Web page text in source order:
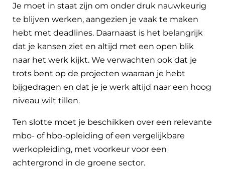
Je moet in staat zijn om onder druk nauwkeurig
te blijven werken, aangezien je vaak te maken
hebt met deadlines. Daarnaast is het belangrijk
dat je kansen ziet en altijd met een open blik
naar het werk kijkt. We verwachten ook dat je
trots bent op de projecten waaraan je hebt
bijgedragen en dat je je werk altijd naar een hoog
niveau wilt tillen.
Ten slotte moet je beschikken over een relevante
mbo- of hbo-opleiding of een vergelijkbare
werkopleiding, met voorkeur voor een
achtergrond in de groene sector.